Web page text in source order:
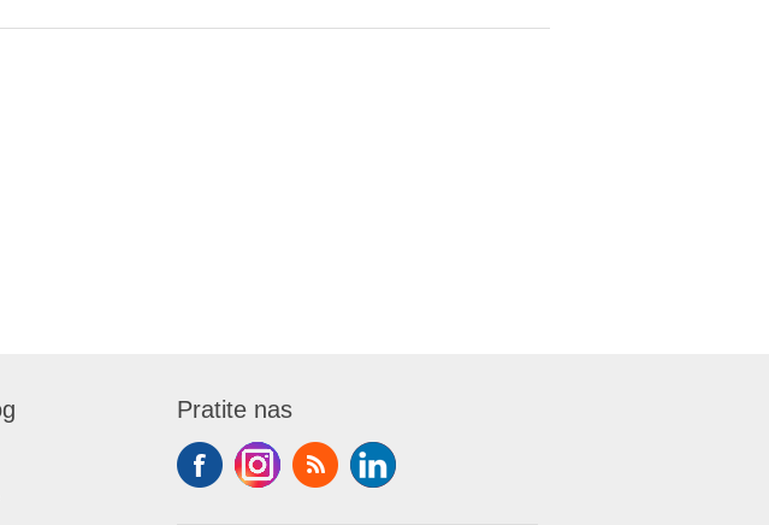
Pratite nas